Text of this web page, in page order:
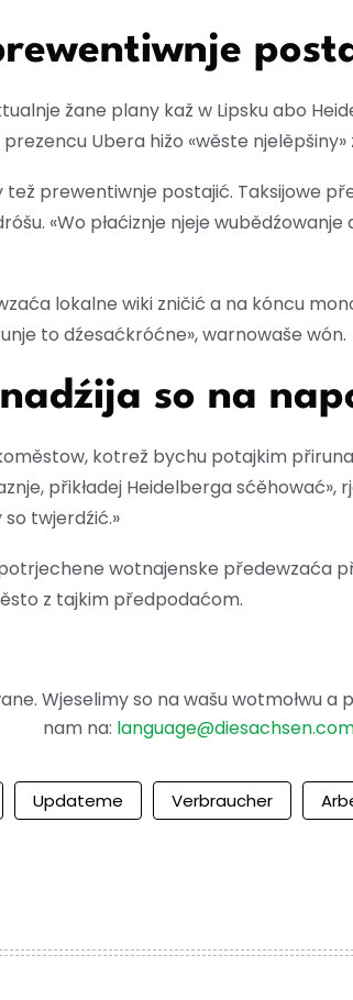
žane plany kaž w Lipsku abo
Ubera hižo «wěste
prewentiwnje postajić. Taksijowe
«Wo płaćiznje njeje
lokalne wiki zničić a na kóncu
to dźesaćkróćne», warnowaše wón.
so na
kotrež bychu potajkim
přikładej Heidelberga
twjerdźić.»
wotnajenske předewzaća
z tajkim předpodaćom.
Wjeselimy so na wašu wotmołwu a
nam na:
Updateme Verbraucher